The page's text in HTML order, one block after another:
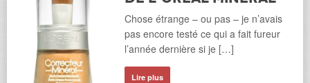
Chose étrange – ou pas – je n’avais
pas encore testé ce qui a fait fureur
l’année dernière si je […]
Lire plus